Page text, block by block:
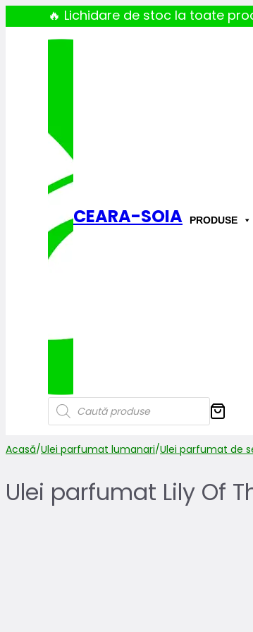
🔥 Lichidare de stoc la toate
CEARA-SOIA PRODUSE
Products
search
Acasă/Ulei parfumat lumanari/Ulei parfumat de
Ulei parfumat Lily Of